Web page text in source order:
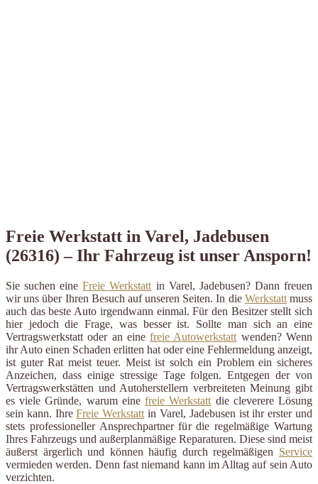
Freie Werkstatt in Varel, Jadebusen
(26316) – Ihr Fahrzeug ist unser Ansporn!
Sie suchen eineFreie Werkstatt in Varel, Jadebusen? Dann freuen
wir uns über Ihren Besuch auf unseren Seiten. In die Werkstattmuss
auch das beste Auto irgendwann einmal. Für den Besitzer stellt sich
hier jedoch die Frage, was besser ist. Sollte man sich an eine
Vertragswerkstatt oder an einefreie Autowerkstatt wenden? Wenn
ihr Auto einen Schaden erlitten hat oder eine Fehlermeldung anzeigt,
ist guter Rat meist teuer. Meist ist solch ein Problem ein sicheres
Anzeichen, dass einige stressige Tage folgen. Entgegen der von
Vertragswerkstätten und Autoherstellern verbreiteten Meinung gibt
es viele Gründe, warum einefreie Werkstatt die cleverere Lösung
sein kann. IhreFreie Werkstatt in Varel, Jadebusen ist ihr erster und
stets professioneller Ansprechpartner für die regelmäßige Wartung
Ihres Fahrzeugs und außerplanmäßige Reparaturen. Diese sind meist
äußerst ärgerlich und können häufig durch regelmäßigen Service
vermieden werden. Denn fast niemand kann im Alltag auf sein Auto
verzichten.